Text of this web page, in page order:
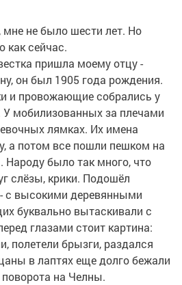
мне не было шести лет. Но
как сейчас.
пришла моему отцу -
он был 1905 года рождения.
и провожающие собрались у
У мобилизованных за плечами
лямках. Их имена
а потом все пошли пешком на
Народу было так много, что
слёзы, крики. Подошёл
с высокими деревянными
буквально вытаскивали с
глазами стоит картина:
полетели брызги, раздался
в лаптях еще долго бежали
на Челны.